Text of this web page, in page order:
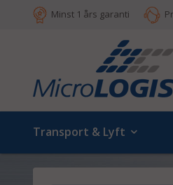
Minst 1 års garanti
Transport & Lyft